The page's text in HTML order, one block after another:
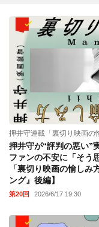
押井守連載「裏切り映画の
押井守が“評判の悪い”
ファンの不安に「そう
「裏切り映画の愉し
ング』後編】
第20回 2026/6/17 19:30